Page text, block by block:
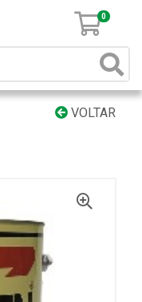
0
VOLTAR